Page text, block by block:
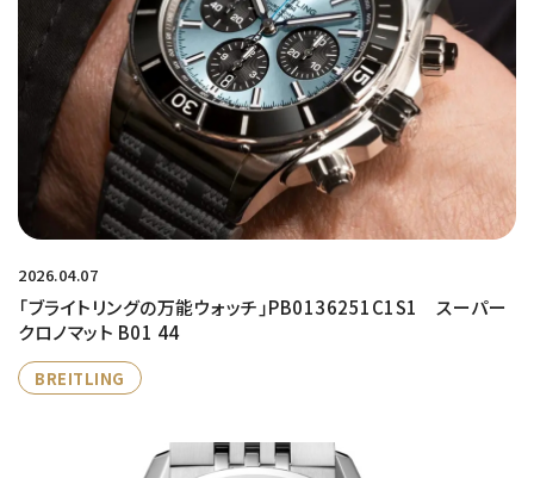
2026.04.07
「ブライトリングの万能ウォッチ」PB0136251C1S1 スーパー
クロノマット B01 44
BREITLING